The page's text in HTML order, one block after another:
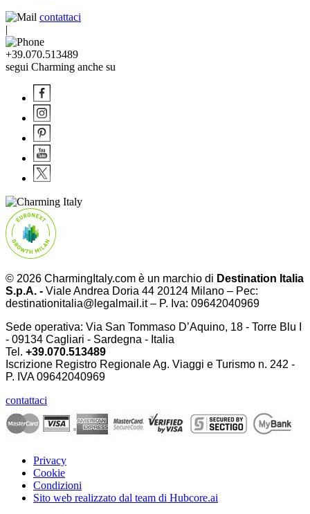
contattaci
|
+39.070.513489
segui Charming anche su
© 2026 CharmingItaly.com è un marchio di Destination Italia
S.p.A. - Viale Andrea Doria 44 20124 Milano – Pec:
destinationitalia@legalmail.it – P. Iva: 09642040969
Sede operativa: Via San Tommaso D’Aquino, 18 - Torre Blu I
- 09134 Cagliari - Sardegna - Italia
Tel. +39.070.513489
Iscrizione Registro Regionale Ag. Viaggi e Turismo n. 242 -
P. IVA09642040969
contattaci
Privacy
Cookie
Condizioni
Sito web realizzato dal team di Hubcore.ai